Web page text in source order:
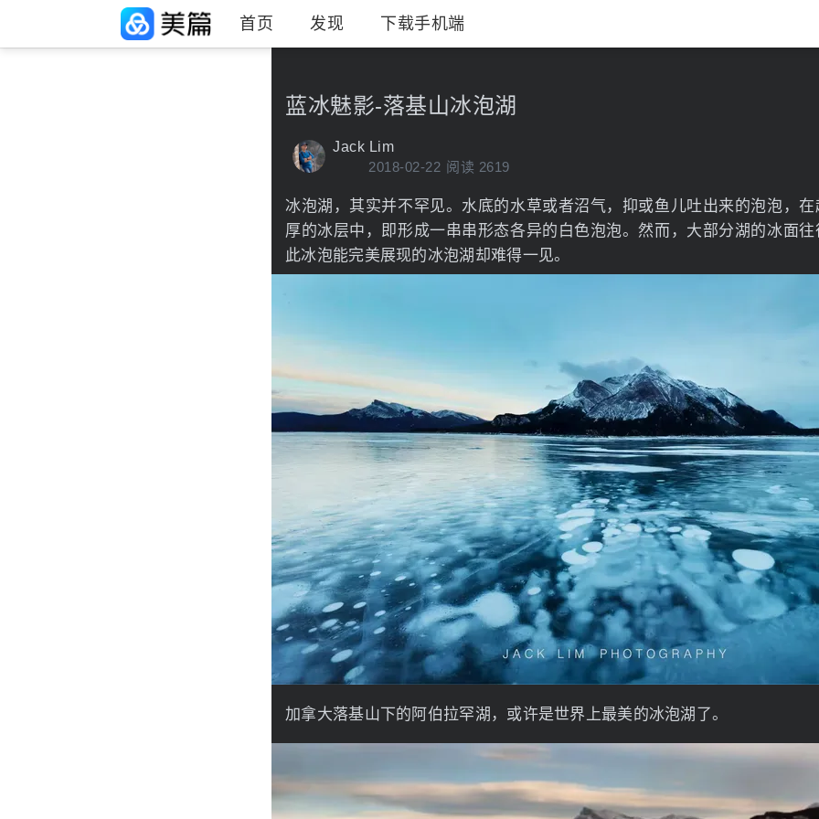
首页 发现 下载手机端
蓝冰魅影-落基山冰泡湖
Jack Lim
2018-02-22 阅读 2619
冰泡湖，其实并不罕见。水底的水草或者沼气，抑或鱼儿吐出来的泡泡，
厚的冰层中，即形成一串串形态各异的白色泡泡。然而，大部分湖的冰面
此冰泡能完美展现的冰泡湖却难得一见。
加拿大落基山下的阿伯拉罕湖，或许是世界上最美的冰泡湖了。